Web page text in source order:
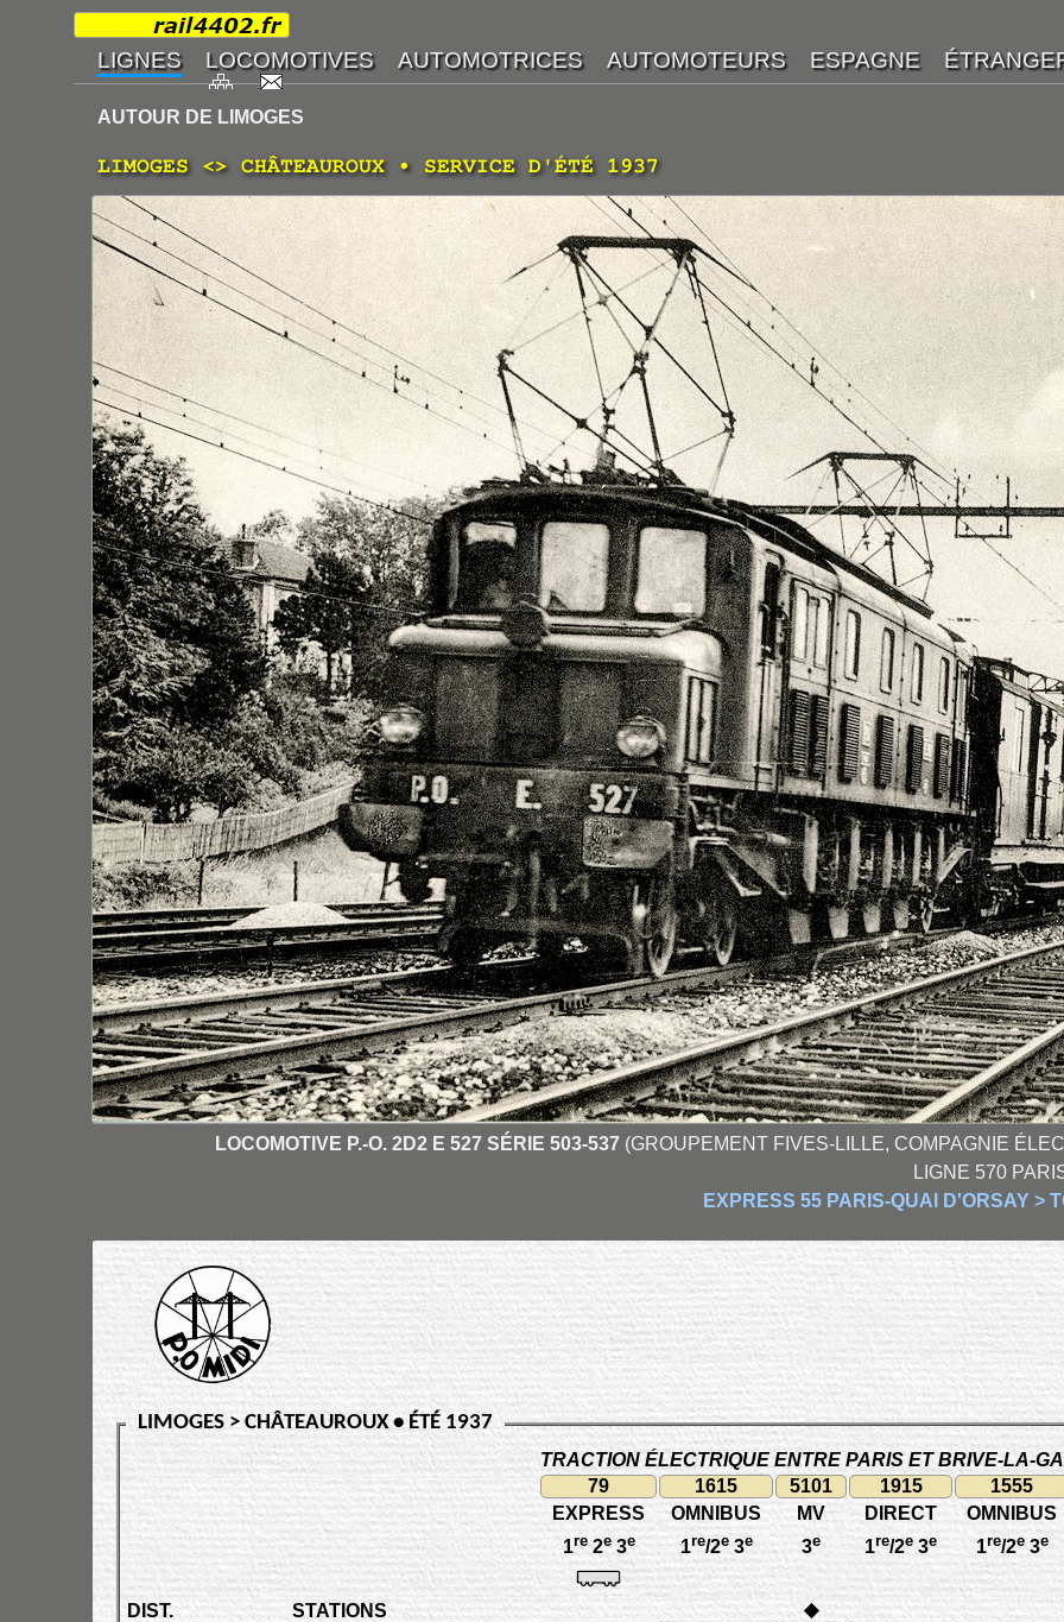
AUTOUR DE LIMOGES
LIMOGES <> CHÂTEAUROUX • SERVICE D'ÉTÉ 1937
LOCOMOTIVE P.-O. 2D2 E 527 SÉRIE 503-537 (GROUPEMENT FIVES-LILLE, COMPAGNIE
LIGNE 570
EXPRESS 55 PARIS-QUAI D'ORSAY >
LIMOGES > CHÂTEAUROUX • ÉTÉ 1937
TRACTION ÉLECTRIQUE ENTRE PARIS ET BRIVE-LA-
79
1615 5101 1915 1555
EXPRESS
OMNIBUS MV DIRECT OMNIBUS
1re2e3e 1re/2e3e 3e 1re/2e 3e 1re/2e3e
DIST. STATIONS ◆